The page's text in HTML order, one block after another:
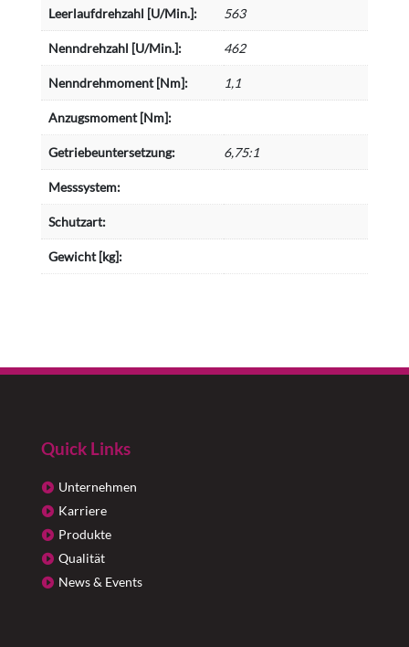
Leerlaufdrehzahl [U/Min.]: 563
Nenndrehzahl [U/Min.]: 462
Nenndrehmoment [Nm]: 1,1
Anzugsmoment [Nm]:
Getriebeuntersetzung: 6,75:1
Messsystem:
Schutzart:
Gewicht [kg]:
Quick Links
Unternehmen
Karriere
Produkte
Qualität
News & Events